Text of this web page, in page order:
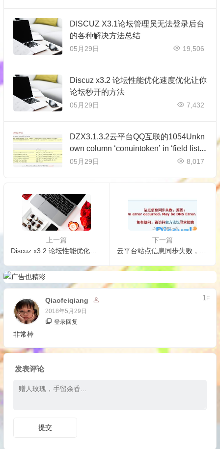
DISCUZ X3.1论坛管理员无法登录后台
的各种解决方法总结
05月29日 19,506
Discuz x3.2 论坛性能优化速度优化让你
论坛秒开的方法
05月29日 7,432
DZX3.1,3.2云平台QQ互联的1054Unkn
own column ‘conuintoken’ in ‘field list’
解决…
05月29日 8,017
上一篇
Discuz x3.2 论坛性能优化速度优化让你论坛秒开的方法
下一篇
Qiaofeiqiang
2018年5月29日
1 F
登录回复
非常棒
发表评论